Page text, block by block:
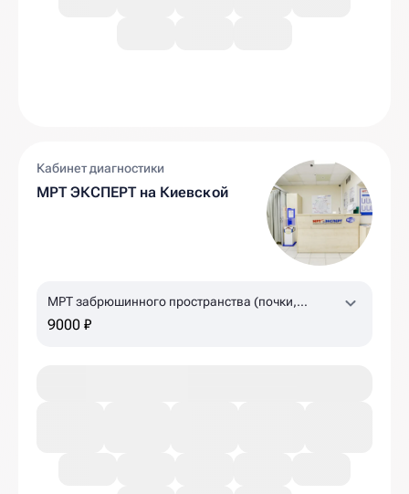
Кабинет диагностики
МРТ ЭКСПЕРТ на Киевской
МРТ забрюшинного пространства (почки,
надпочечники, лимфоузлы)
9000 ₽